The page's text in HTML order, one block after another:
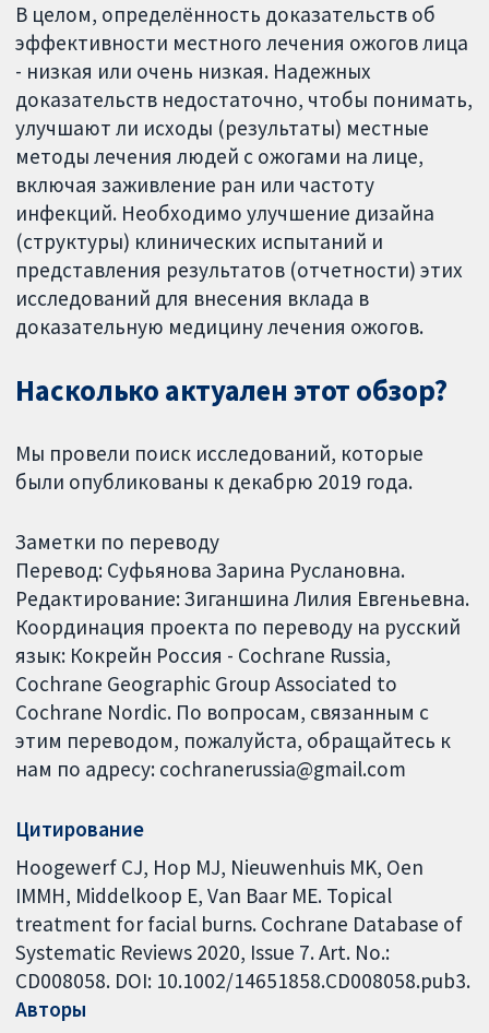
В целом, определённость доказательств об
эффективности местного лечения ожогов лица
- низкая или очень низкая. Надежных
доказательств недостаточно, чтобы понимать,
улучшают ли исходы (результаты) местные
методы лечения людей с ожогами на лице,
включая заживление ран или частоту
инфекций. Необходимо улучшение дизайна
(структуры) клинических испытаний и
представления результатов (отчетности) этих
исследований для внесения вклада в
доказательную медицину лечения ожогов.
Насколько актуален этот обзор?
Мы провели поиск исследований, которые
были опубликованы к декабрю 2019 года.
Заметки по переводу
Перевод: Суфьянова Зарина Руслановна.
Редактирование: Зиганшина Лилия Евгеньевна.
Координация проекта по переводу на русский
язык: Кокрейн Россия - Cochrane Russia,
Cochrane Geographic Group Associated to
Cochrane Nordic. По вопросам, связанным с
этим переводом, пожалуйста, обращайтесь к
нам по адресу: cochranerussia@gmail.com
Цитирование
Hoogewerf CJ, Hop MJ, Nieuwenhuis MK, Oen
IMMH, Middelkoop E, Van Baar ME. Topical
treatment for facial burns. Cochrane Database of
Systematic Reviews 2020, Issue 7. Art. No.:
CD008058. DOI: 10.1002/14651858.CD008058.pub3.
Авторы